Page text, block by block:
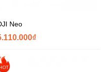
Neo
HOT